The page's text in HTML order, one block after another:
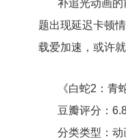
补追光动画
题出现延迟卡顿
载爱加速，或许
《白蛇2：青
豆瓣评分：
分类类型：动